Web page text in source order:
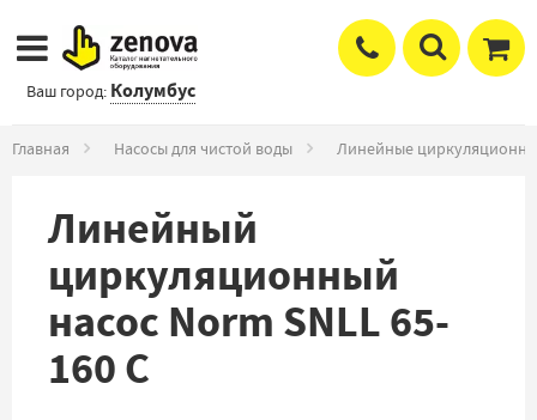
Ваш город: Колумбус
Главная Насосы для чистой воды Линейные
Линейный
циркуляционный
насос Norm SNLL 65-
160 C